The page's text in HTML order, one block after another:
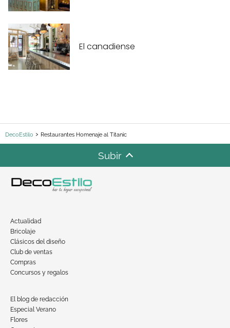
El canadiense
DecoEstilo Restaurantes Homenaje al Titanic
Subir
Actualidad
Bricolaje
Clásicos del diseño
Club de ventas
Compras
Concursos y regalos
El blog de redacción
Especial Verano
Flores